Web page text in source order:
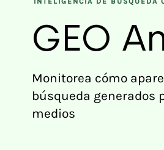
GEO
Monitorea cómo
búsqueda generados
medios